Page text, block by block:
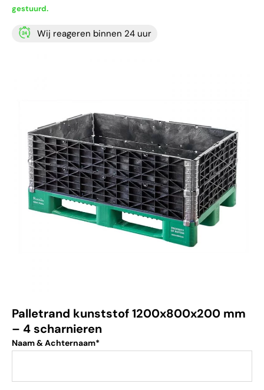
gestuurd.
Wij reageren binnen 24 uur
Palletrand kunststof 1200x800x200 mm
– 4 scharnieren
Naam & Achternaam*